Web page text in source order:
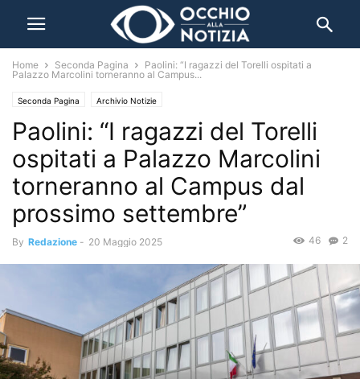
Home Seconda Pagina
Paolini: “I ragazzi del Torelli ospitati a
Palazzo Marcolini torneranno al Campus...
Seconda Pagina Archivio Notizie
Paolini: “I ragazzi del Torelli
ospitati a Palazzo Marcolini
torneranno al Campus dal
prossimo settembre”
By Redazione - 20 Maggio 2025 2
46